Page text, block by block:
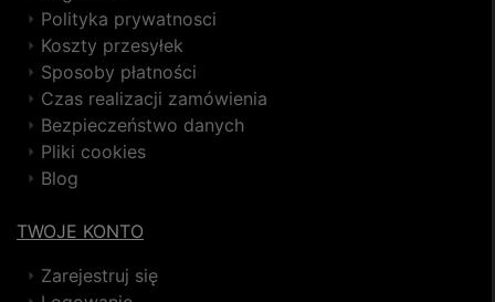
Polityka prywatnosci
Koszty przesyłek
Sposoby płatności
Czas realizacji zamówienia
Bezpieczeństwo danych
Pliki cookies
Blog
TWOJE KONTO
Zarejestruj się